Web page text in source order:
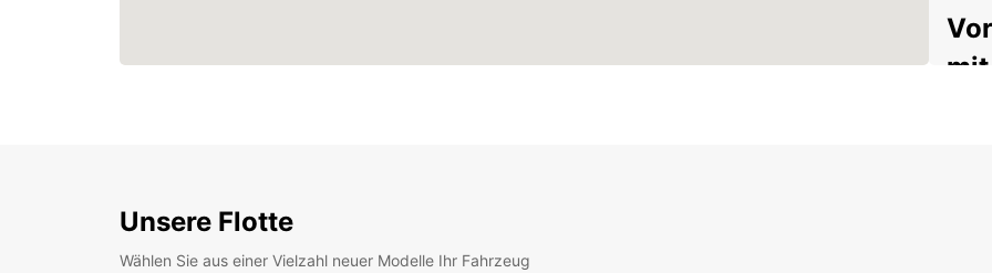
Unsere Flotte
Wählen Sie aus einer Vielzahl neuer Modelle Ihr Fahrzeug